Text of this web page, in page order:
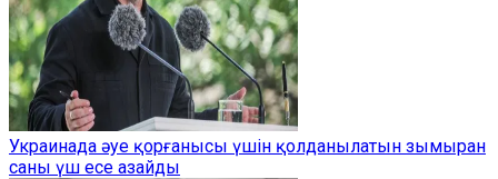
Украинада әуе қорғанысы үшін қолданылатын зымыран
саны үш есе азайды